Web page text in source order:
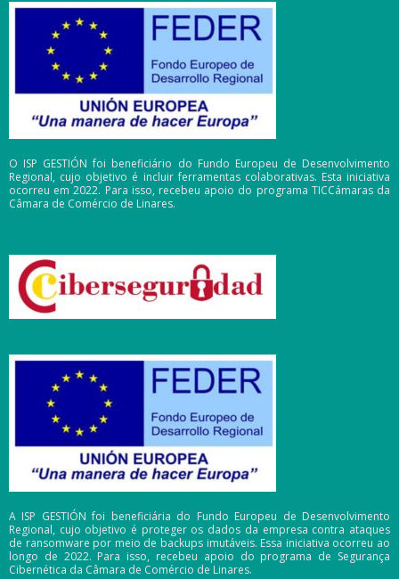
O ISP GESTIÓN foi beneficiário do Fundo Europeu de Desenvolvimento
Regional, cujo objetivo é incluir ferramentas colaborativas. Esta iniciativa
ocorreu em 2022. Para isso, recebeu apoio do programa TICCámaras da
Câmara de Comércio de Linares.
A ISP GESTIÓN foi beneficiária do Fundo Europeu de Desenvolvimento
Regional, cujo objetivo é proteger os dados da empresa contra ataques
de ransomware por meio de backups imutáveis. Essa iniciativa ocorreu ao
longo de 2022. Para isso, recebeu apoio do programa de Segurança
Cibernética da Câmara de Comércio de Linares.